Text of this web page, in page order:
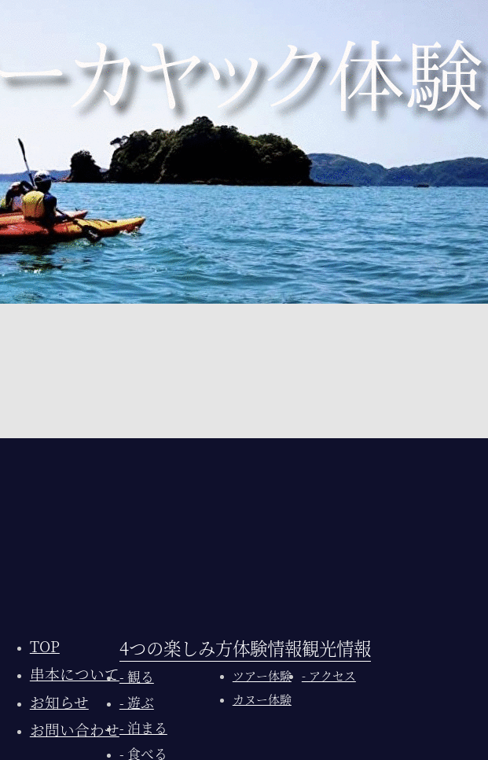
TOP
串本について
お知らせ
お問い合わせ
4つの楽しみ方
- 観る
- 遊ぶ
- 泊まる
- 食べる
体験情報
ツアー体験
カヌー体験
観光情報
- アクセス